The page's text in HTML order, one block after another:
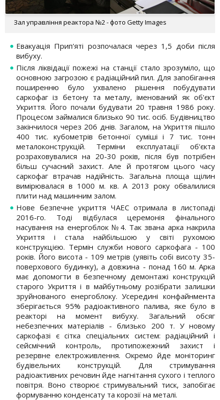
Зал управління реактора №2 - фото Getty Images
Евакуація Прип'яті розпочалася через 1,5 доби після
вибуху.
Після ліквідації пожежі на станції стало зрозуміло, що
основною загрозою є радіаційний пил. Для запобігання
поширенню було ухвалено рішення побудувати
саркофаг із бетону та металу, іменований як об'єкт
Укриття. Його почали будувати 20 травня 1986 року.
Процесом займалися близько 90 тис. осіб. Будівництво
закінчилося через 206 днів. Загалом, на Укриття пішло
400 тис. кубометрів бетонної суміші і 7 тис. тонн
металоконструкцій. Терміни експлуатації об'єкта
розраховувалися на 20-30 років, після був потрібен
більш сучасний захист. Але й протягом цього часу
саркофаг втрачав надійність. Загальна площа щілин
вимірювалася в 1000 м. кв. А 2013 року обвалилися
плити над машинним залом.
Нове безпечне укриття ЧАЕС отримала в листопаді
2016-го. Тоді відбулася церемонія фінального
насування на енергоблок №4. Так звана арка накрила
Укриття і стала найбільшою у світі рухомою
конструкцією. Термін служби нового саркофага - 100
років. Його висота - 109 метрів (уявіть собі висоту 35-
поверхового будинку), а довжина - понад 160 м. Арка
має допомогти в безпечному демонтажі конструкцій
старого Укриття і в майбутньому розібрати залишки
зруйнованого енергоблоку. Усередині конфайнмента
зберігається 95% радіоактивного палива, яке було в
реакторі на момент вибуху. Загальний обсяг
небезпечних матеріалів - близько 200 т. У новому
саркофазі є сітка спеціальних систем: радіаційний і
сейсмічний контроль, протипожежний захист і
резервне електроживлення. Окремо йде моніторинг
будівельних конструкцій. Для стримування
радіоактивних речовин йде нагнітання сухого і теплого
повітря. Воно створює стримувальний тиск, запобігає
формуванню конденсату та корозії на металі.